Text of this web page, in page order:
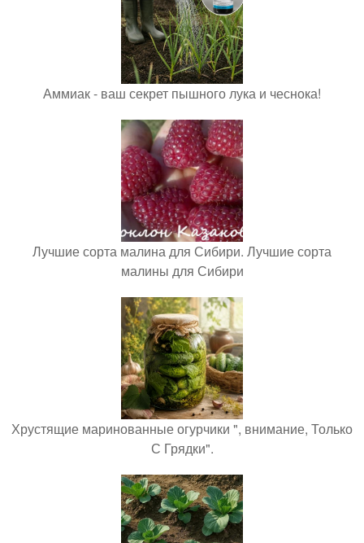
Аммиак - ваш секрет пышного лука и чеснока!
Лучшие сорта малина для Сибири. Лучшие сорта
малины для Сибири
Хрустящие маринованные огурчики ", внимание, Только
С Грядки".